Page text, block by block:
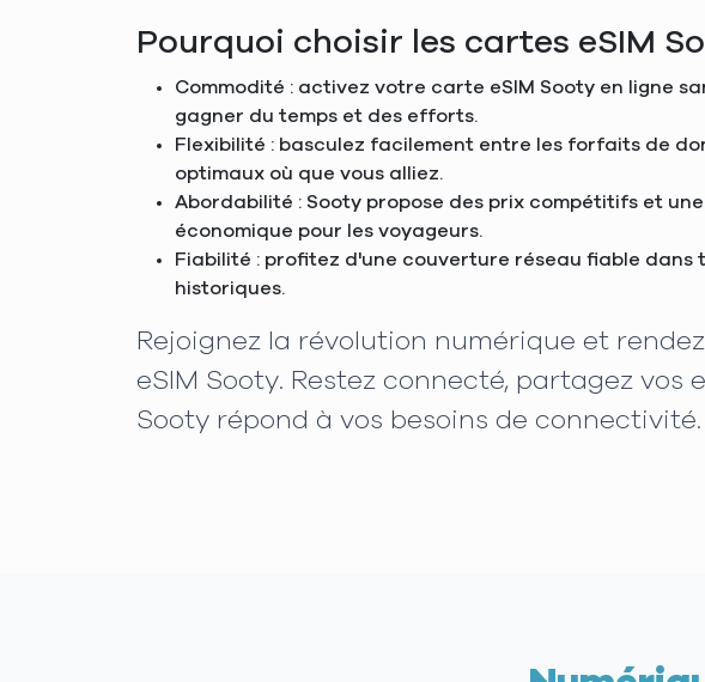
Pourquoi choisir les cartes eSIM
Commodité : activez votre carte eSIM Sooty en ligne
gagner du temps et des efforts.
Flexibilité : basculez facilement entre les forfaits de
optimaux où que vous alliez.
Abordabilité : Sooty propose des prix compétitifs et
économique pour les voyageurs.
Fiabilité : profitez d'une couverture réseau fiable dans
historiques.
Rejoignez la révolution numérique et
eSIM Sooty. Restez connecté, partagez
Sooty répond à vos besoins de connectivité.